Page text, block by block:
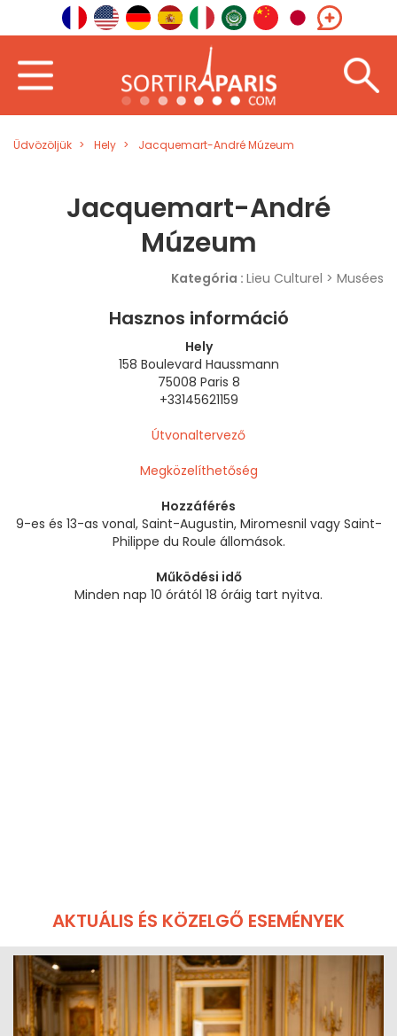
Üdvözöljük Hely Jacquemart-André Múzeum
Jacquemart-André
Múzeum
Kategória : Lieu Culturel > Musées
Hasznos információ
Hely
158 Boulevard Haussmann
75008 Paris 8
+33145621159
Útvonaltervező
Megközelíthetőség
Hozzáférés
9-es és 13-as vonal, Saint-Augustin, Miromesnil vagy Saint-
Philippe du Roule állomások.
Működési idő
Minden nap 10 órától 18 óráig tart nyitva.
AKTUÁLIS ÉS KÖZELGŐ ESEMÉNYEK